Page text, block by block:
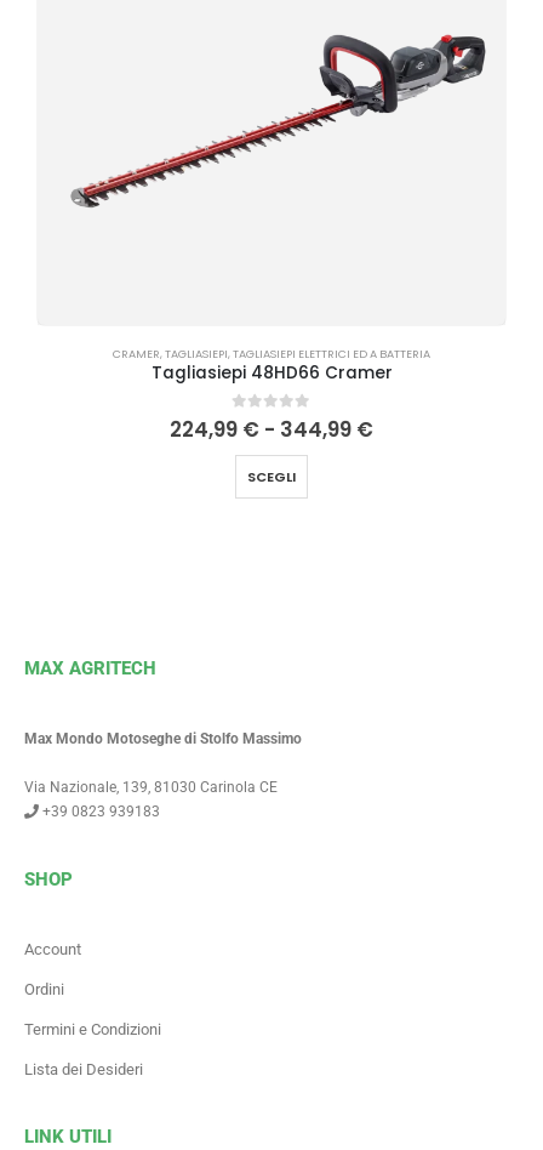
CRAMER,TAGLIASIEPI,TAGLIASIEPI ELETTRICI ED A BATTERIA
Tagliasiepi 48HD66 Cramer
0 Su 5
224,99 € - 344,99 €
SCEGLI
MAX AGRITECH
Max Mondo Motoseghe di Stolfo Massimo
Via Nazionale, 139, 81030 Carinola CE
+39 0823 939183
SHOP
Account
Ordini
Termini e Condizioni
Lista dei Desideri
LINK UTILI